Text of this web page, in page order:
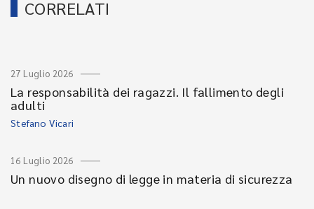
CORRELATI
27 Luglio 2026
La responsabilità dei ragazzi. Il fallimento degli
adulti
Stefano Vicari
16 Luglio 2026
Un nuovo disegno di legge in materia di sicurezza